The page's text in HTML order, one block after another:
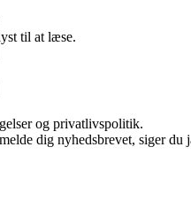
til at læse.
og privatlivspolitik.
dig nyhedsbrevet, siger